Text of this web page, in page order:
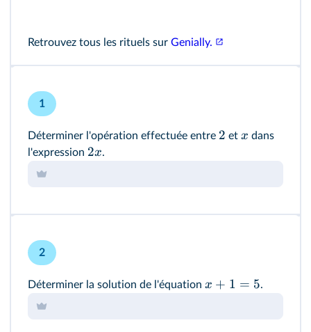
Retrouvez tous les rituels sur Genially.
1
Déterminer l'opération effectuée entre 2 et x dans
l'expression 2x.
2
Déterminer la solution de l'équation x + 1 = 5.